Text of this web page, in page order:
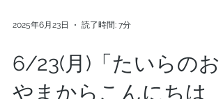
2025年6月23日 読了時間: 7分